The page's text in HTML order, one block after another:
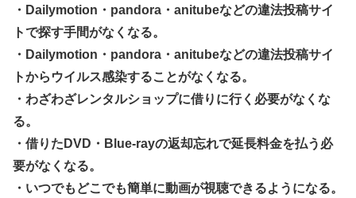
・Dailymotion・pandora・anitubeなどの違法投稿サイ
トで探す手間がなくなる。
・Dailymotion・pandora・anitubeなどの違法投稿サイ
トからウイルス感染することがなくなる。
・わざわざレンタルショップに借りに行く必要がなくな
る。
・借りたDVD・Blue-rayの返却忘れで延長料金を払う必
要がなくなる。
・いつでもどこでも簡単に動画が視聴できるようになる。